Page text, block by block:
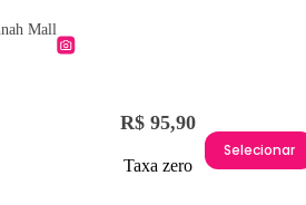
Mall
R$ 95,90
Taxa zero
Selecionar